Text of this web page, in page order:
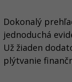
Dokonalý
jednoduchá
Už žiaden
plýtvanie